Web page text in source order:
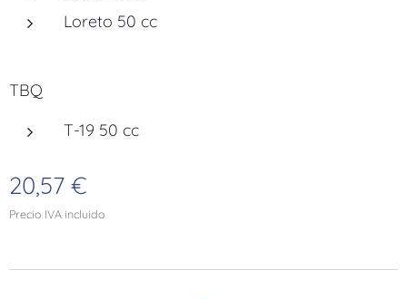
Loreto 50 cc
TBQ
T-19 50 cc
20,57 €
Precio IVA incluido